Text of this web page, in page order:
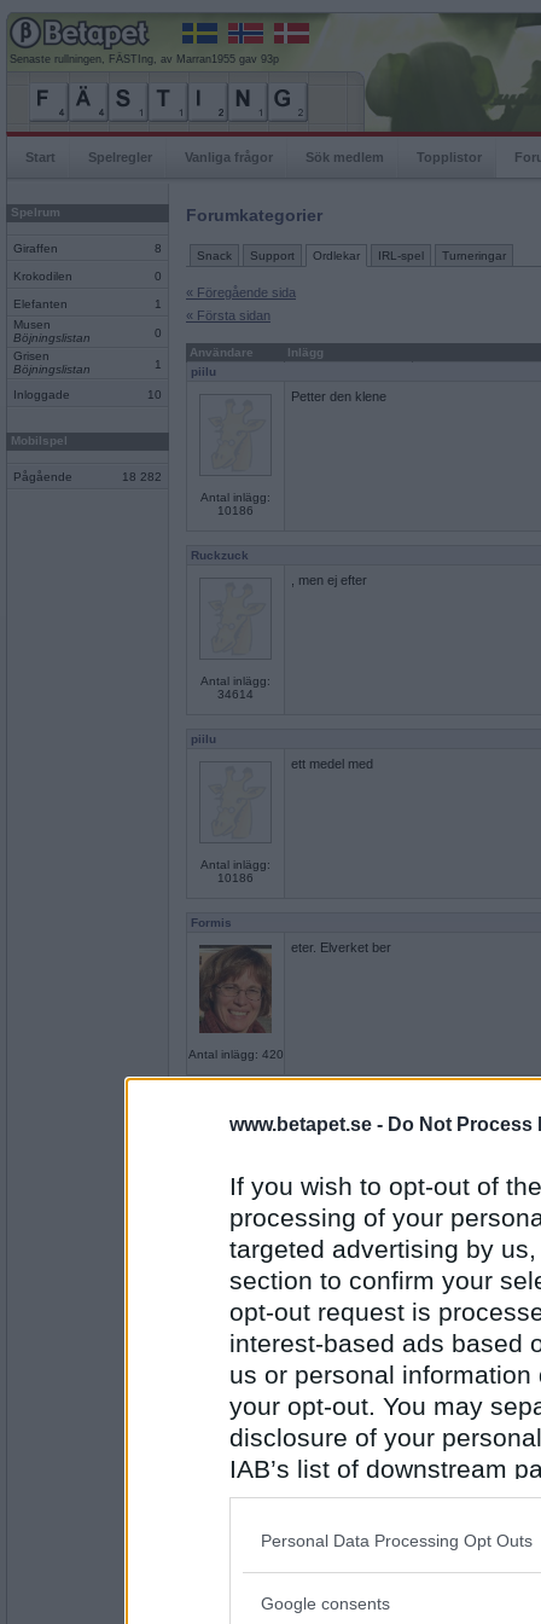
www.betapet.se - Do Not Process
If you wish to opt-out of
processing of your
targeted advertising by
section to confirm your
opt-out request is
interest-based ads based
us or personal
your opt-out. You may
disclosure of your
IAB’s list of downstream
also be disclosed by us
Downstream Participants
Please note that this
Personal Data Processing Opt Outs
Google consents
Senaste rullningen, FÄSTIng, av Marran1955 gav 93p
Start Spelregler Vanliga frågor Sök medlem Topplistor
Spelrum
Giraffen 8
Krokodilen 0
Elefanten
1
Musen
Böjningslistan
0
Grisen
Böjningslistan
1
Inloggade 10
Mobilspel
Pågående 18 282
Forumkategorier
Snack Support Ordlekar IRL-spel Turneringar
« Föregående sida
« Första sidan
Användare
Inlägg
piilu
Antal inlägg:
10186
Petter den klene
Ruckzuck
Antal inlägg:
34614
, men ej efter
piilu
Antal inlägg:
10186
ett medel med
Formis
Antal inlägg: 420
eter. Elverket ber
Antal inlägg:
5079
er, gemene tjetjener
Formis
Antal inlägg: 420
se fler sekvenser
Ruckzuck